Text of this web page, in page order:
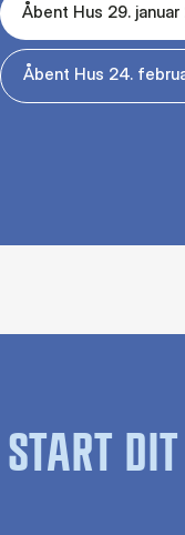
Åbent Hus 29.
Åbent Hus 24.
START